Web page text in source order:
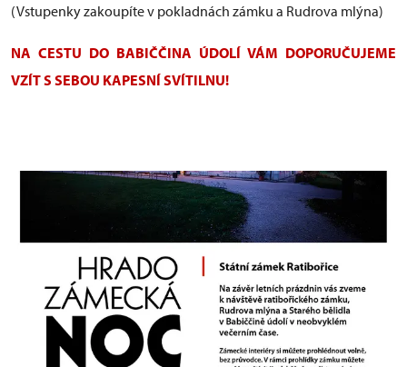
(Vstupenky zakoupíte v pokladnách zámku a Rudrova mlýna)
NA CESTU DO BABIČČINA ÚDOLÍ VÁM DOPORUČUJEME
VZÍT S SEBOU KAPESNÍ SVÍTILNU!